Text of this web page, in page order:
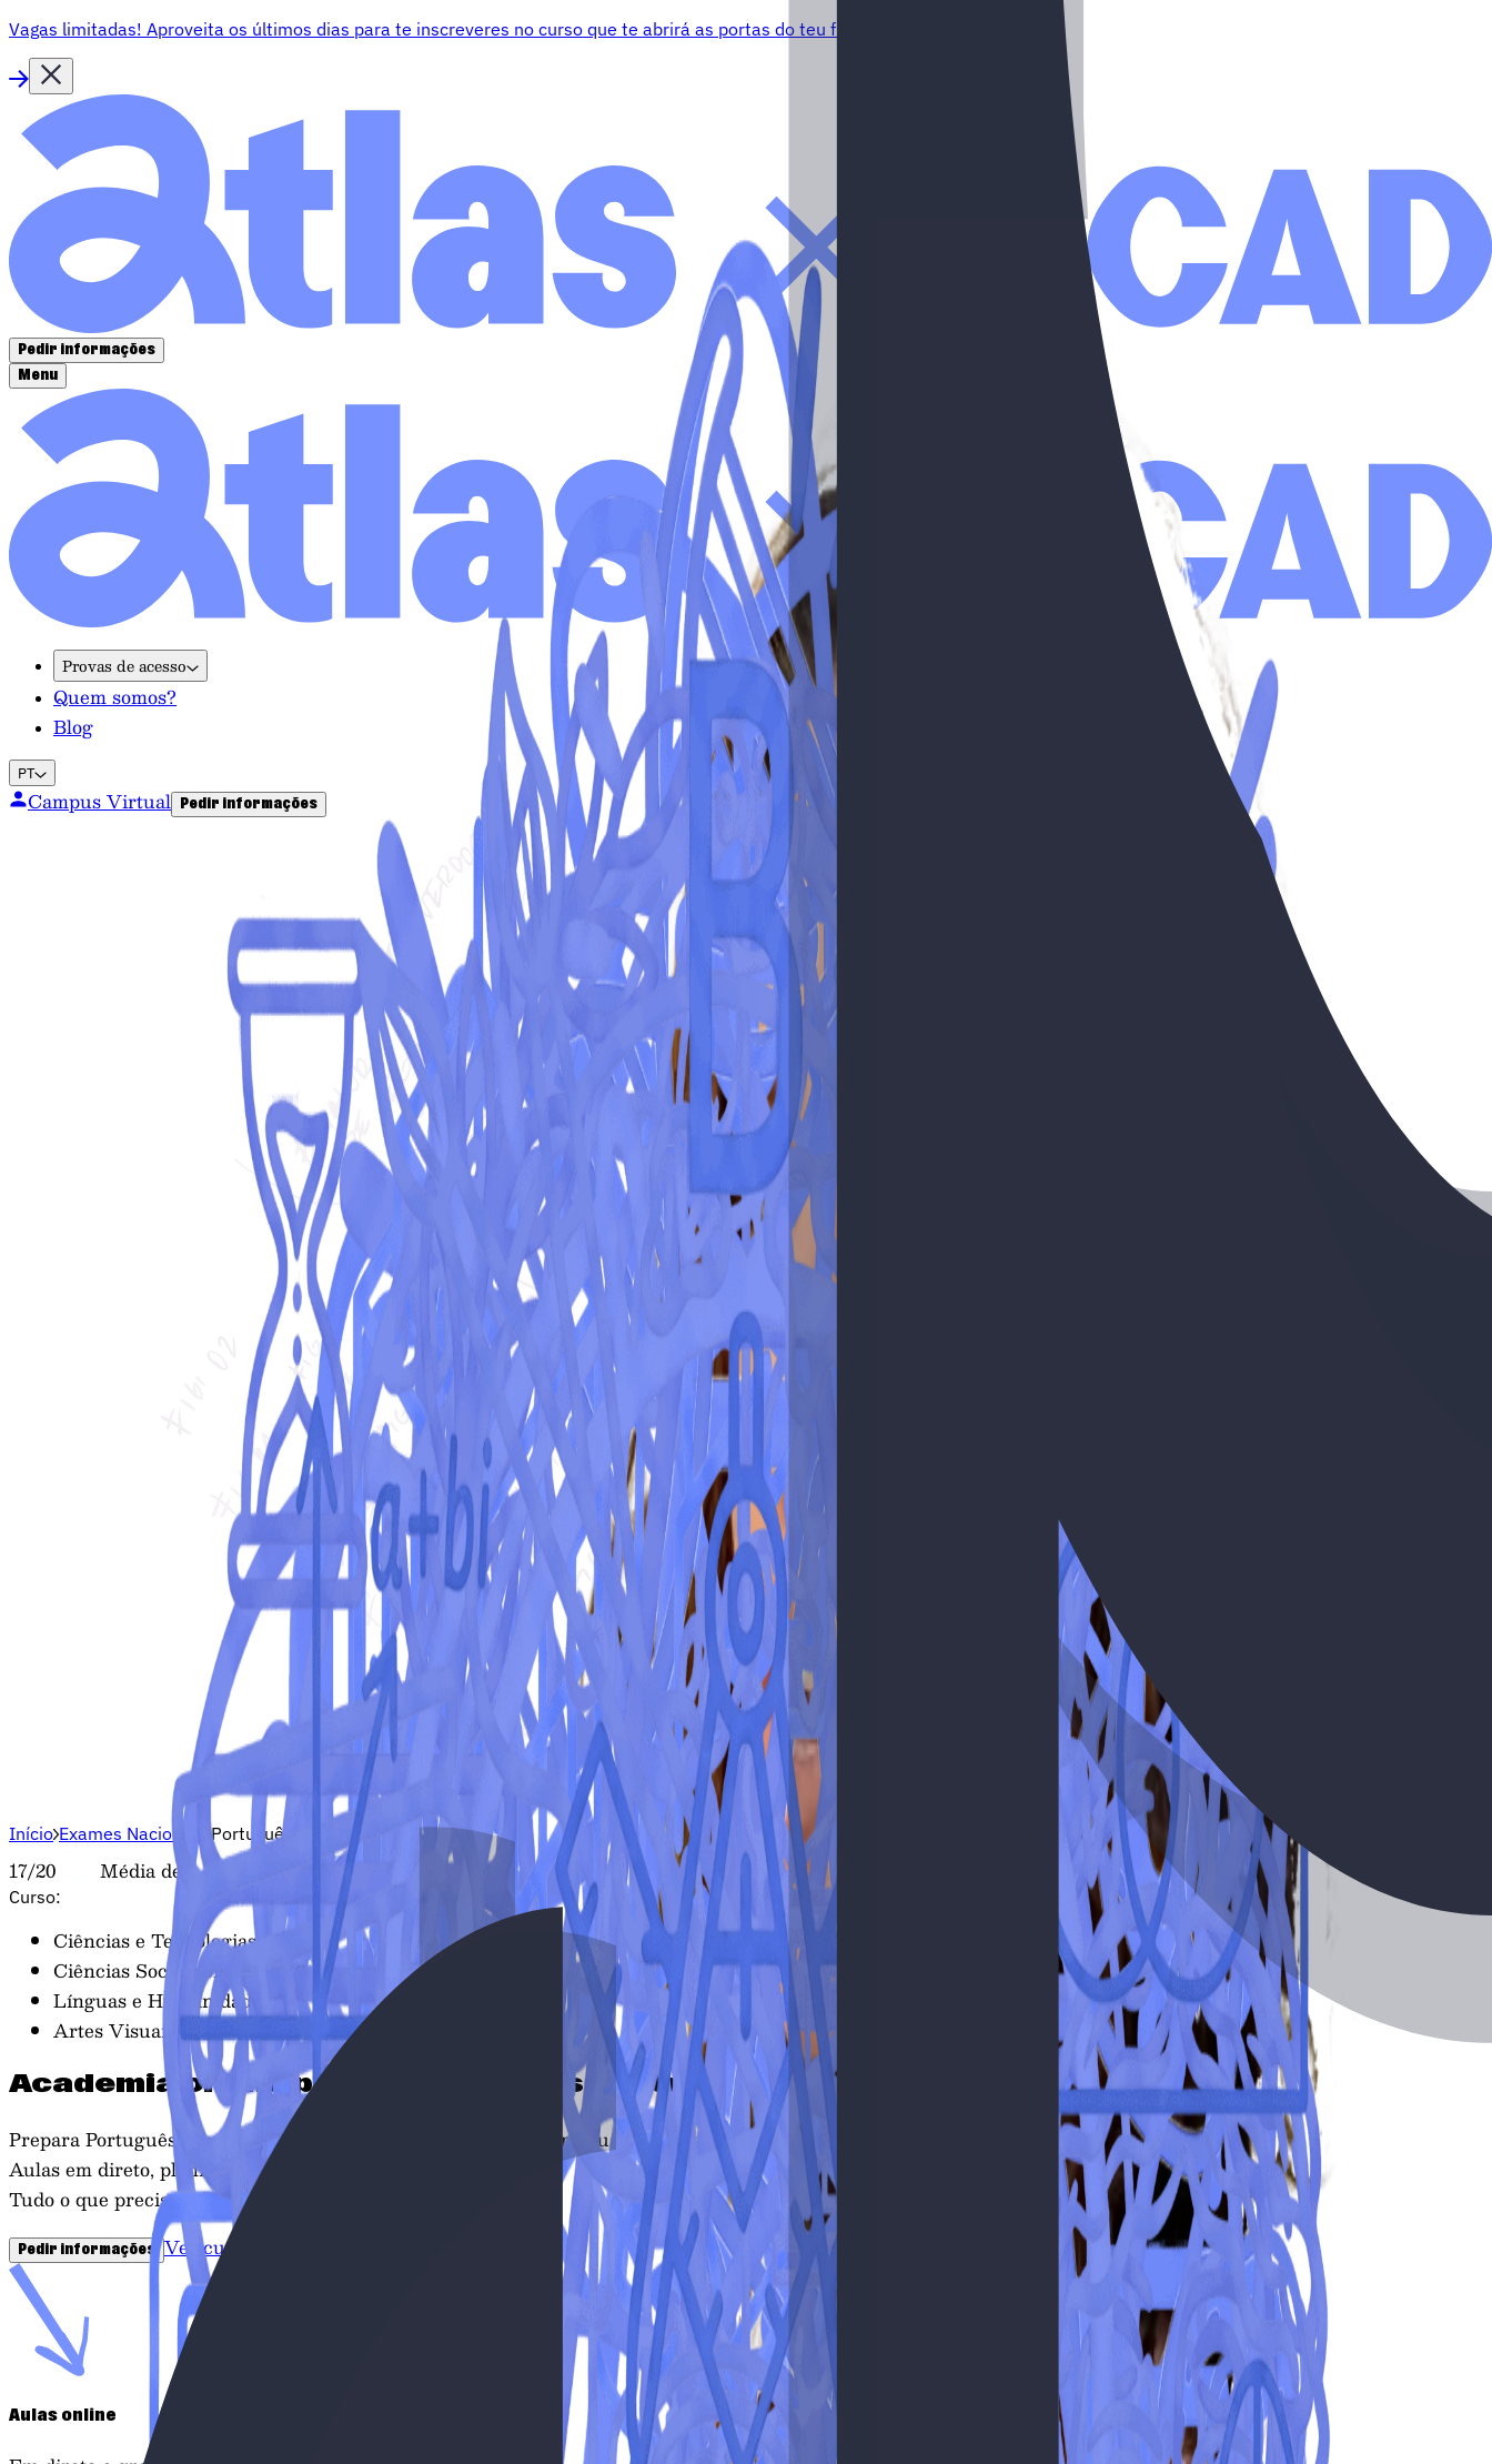
Vagas limitadas! Aproveita os últimos dias para te inscreveres no curso que te abrirá as portas do teu futuro.
Pedir informações
Menu
Provas de acesso
Quem somos?
Blog
PT
Campus Virtual Pedir informações
Início Exames Nacionais Português
17/20 Média de
Curso:
Ciências e Tecnologias
Ciências Socioeconómicas
Línguas e Humanidades
Artes Visuais
Academia online para preparar os Português Exames Nacionais
PreparaPortuguês
com uma metodologia focada em maximizar a tua nota final.
Aulas em direto, planificação estratégica e simulados reais.
Tudo o que precisas para entrar no curso que queres.
Pedir informações Ver cursos
Aulas online